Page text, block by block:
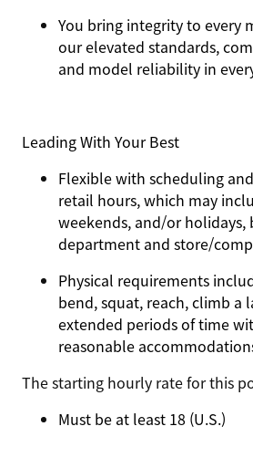
You bring integrityto every
our elevated standards,
and model reliability in
Leading With Your Best
Flexible with scheduling
retail hours, which may
weekends, and/or holidays,
department and store/
Physical requirements
bend, squat, reach, climb a
extended periods of time
reasonable
The starting hourly rate for this
Must be at least 18 (U.S.)